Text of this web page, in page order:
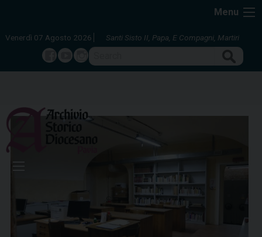
content
Menu
Venerdì 07 Agosto 2026 Santi Sisto II, Papa, E Compagni, Martiri
Facebook
YoutubeInstagram